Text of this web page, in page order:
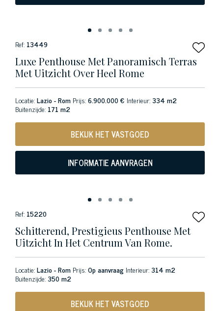
Ref: 13449
Luxe Penthouse Met Panoramisch Terras
Met Uitzicht Over Heel Rome
Locatie:Lazio - Rom Prijs:6.900.000 € Interieur:334 m2
Buitenzijde: 171 m2
BEKIJK HET VASTGOED
INFORMATIE AANVRAGEN
Ref: 15220
Schitterend, Prestigieus Penthouse Met
Uitzicht In Het Centrum Van Rome.
Locatie:Lazio - Rom Prijs:Op aanvraag Interieur:314 m2
Buitenzijde:350 m2
BEKIJK HET VASTGOED